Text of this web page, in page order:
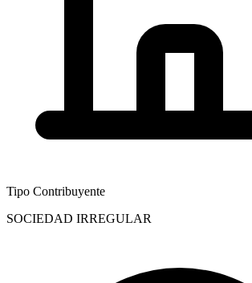
Tipo Contribuyente
SOCIEDAD IRREGULAR